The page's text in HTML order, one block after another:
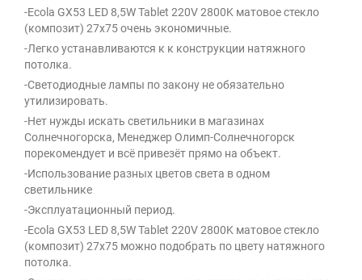
-Ecola GX53 LED 8,5W Tablet 220V 2800K матовое стекло
(композит) 27x75 очень экономичные.
-Легко устанавливаются к к конструкции натяжного
потолка.
-Светодиодные лампы по закону не обязательно
утилизировать.
-Нет нужды искать светильники в магазинах
Солнечногорска, Менеджер Олимп-Солнечногорск
порекомендует и всё привезёт прямо на объект.
-Использование разных цветов света в одном
светильнике
-Эксплуатационный период.
-Ecola GX53 LED 8,5W Tablet 220V 2800K матовое стекло
(композит) 27x75 можно подобрать по цвету натяжного
потолка.